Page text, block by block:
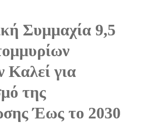
Συμμαχία 9,5
Καλεί για
της
Έως το 2030